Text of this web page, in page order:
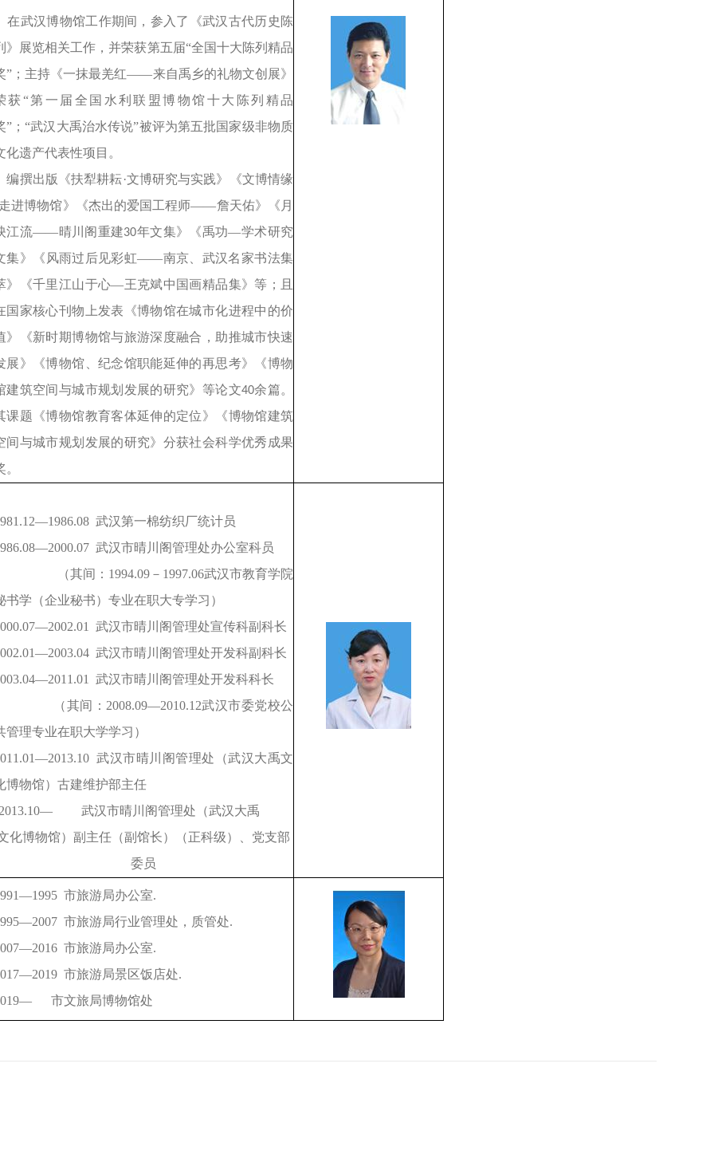
武汉博物馆工作期间，参入了《武汉古代历史陈
》展览相关工作，并荣获第五届“全国十大陈列精品
”；主持《一抹最羌红——来自禹乡的礼物文创展》
获“第一届全国水利联盟博物馆十大陈列精品
”；“武汉大禹治水传说”被评为第五批国家级非物质
化遗产代表性项目。
撰出版《扶犁耕耘·文博研究与实践》《文博情缘
进博物馆》《杰出的爱国工程师——詹天佑》《月
江流——晴川阁重建30年文集》《禹功—学术研究
集》《风雨过后见彩虹——南京、武汉名家书法集
》《千里江山于心—王克斌中国画精品集》等；且
国家核心刊物上发表《博物馆在城市化进程中的价
》《新时期博物馆与旅游深度融合，助推城市快速
展》《博物馆、纪念馆职能延伸的再思考》《博物
建筑空间与城市规划发展的研究》等论文40余篇。
课题《博物馆教育客体延伸的定位》《博物馆建筑
间与城市规划发展的研究》分获社会科学优秀成果
。
—1986.08 武汉第一棉纺织厂统计员
—2000.07 武汉市晴川阁管理处办公室科员
（其间：1994.09－1997.06武汉市教育学院
书学（企业秘书）专业在职大专学习）
—2002.01 武汉市晴川阁管理处宣传科副科长
—2003.04 武汉市晴川阁管理处开发科副科长
—2011.01 武汉市晴川阁管理处开发科科长
（其间：2008.09—2010.12武汉市委党校公
管理专业在职大学学习）
—2013.10 武汉市晴川阁管理处（武汉大禹文
博物馆）古建维护部主任
— 武汉市晴川阁管理处（武汉大禹
化博物馆）副主任（副馆长）（正科级）、党支部
委员
—1995 市旅游局办公室.
—2007 市旅游局行业管理处，质管处.
—2016 市旅游局办公室.
—2019 市旅游局景区饭店处.
— 市文旅局博物馆处